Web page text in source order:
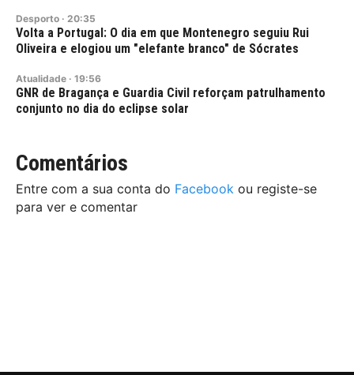
Desporto · 20:35
Volta a Portugal: O dia em que Montenegro seguiu Rui
Oliveira e elogiou um "elefante branco" de Sócrates
Atualidade · 19:56
GNR de Bragança e Guardia Civil reforçam patrulhamento
conjunto no dia do eclipse solar
Comentários
Entre com a sua conta do Facebook ou registe-se
para ver e comentar